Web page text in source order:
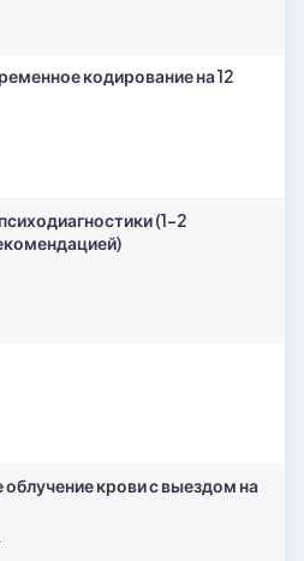
кодирование на 12
(1-2
крови с выездом на